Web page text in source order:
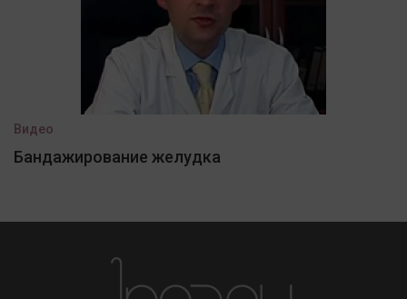
Видео
Бандажирование желудка